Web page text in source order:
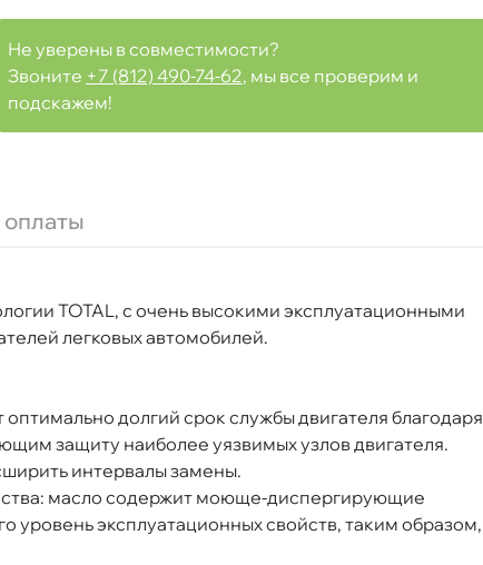
Не уверены в совместимости?
Звоните +7 (812) 490-74-62, мы все проверим и
подскажем!
TOTAL, с очень высокими эксплуатационными
легковых автомобилей.
долгий срок службы двигателя благодаря
защиту наиболее уязвимых узлов двигателя.
интервалы замены.
масло содержит моюще-диспергирующие
уровень эксплуатационных свойств, таким образом,